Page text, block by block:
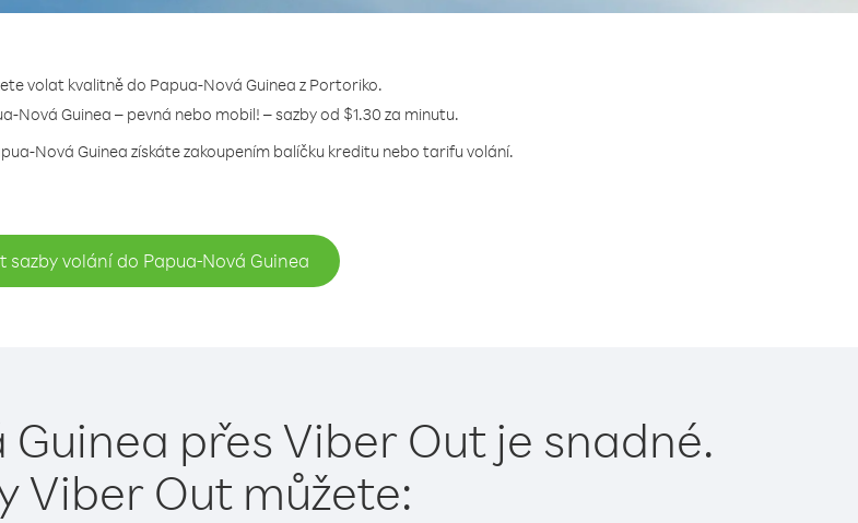
volat kvalitně do Papua-Nová Guinea z Portoriko.
Nová Guinea – pevná nebo mobil! – sazby od $1.30 za minutu.
Nová Guinea získáte zakoupením balíčku kreditu nebo tarifu volání.
sazby volání do Papua-Nová Guinea
přes Viber Out je snadné.
Viber Out můžete: